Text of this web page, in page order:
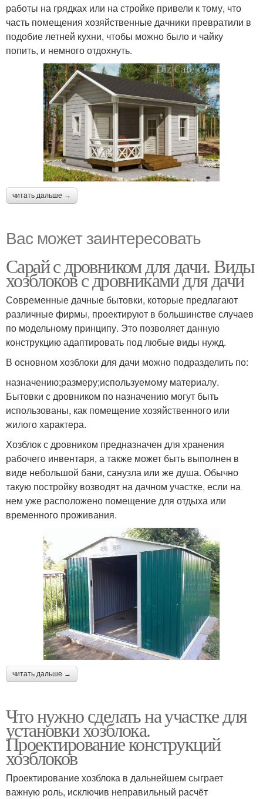
работы на грядках или на стройке привели к тому, что
часть помещения хозяйственные дачники превратили в
подобие летней кухни, чтобы можно было и чайку
попить, и немного отдохнуть.
читать дальше →
Вас может заинтересовать
Сарай с дровником для дачи. Виды
хозблоков с дровниками для дачи
Современные дачные бытовки, которые предлагают
различные фирмы, проектируют в большинстве случаев
по модельному принципу. Это позволяет данную
конструкцию адаптировать под любые виды нужд.
В основном хозблоки для дачи можно подразделить по:
назначению;размеру;используемому материалу.
Бытовки с дровником по назначению могут быть
использованы, как помещение хозяйственного или
жилого характера.
Хозблок с дровником предназначен для хранения
рабочего инвентаря, а также может быть выполнен в
виде небольшой бани, санузла или же душа. Обычно
такую постройку возводят на дачном участке, если на
нем уже расположено помещение для отдыха или
временного проживания.
читать дальше →
Что нужно сделать на участке для
установки хозблока.
Проектирование конструкций
хозблоков
Проектирование хозблока в дальнейшем сыграет
важную роль, исключив неправильный расчёт